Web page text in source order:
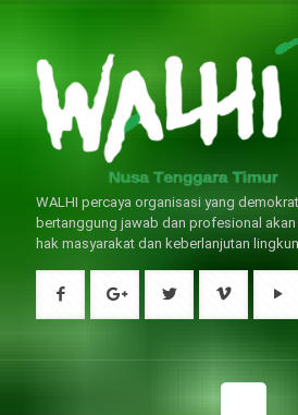
WALHI percaya organisasi yang
bertanggung jawab dan profesional
hak masyarakat dan keberlanjutan